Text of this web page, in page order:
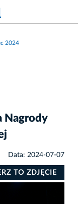
2024
Nagrody
Data: 2024-07-07
TO ZDJĘCIE